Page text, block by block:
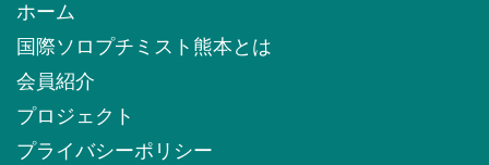
ホーム
国際ソロプチミスト熊本とは
会員紹介
プロジェクト
プライバシーポリシー